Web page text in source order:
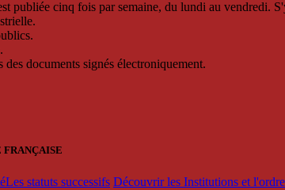
publiée cinq fois par semaine, du lundi au vendredi.
des documents signés électroniquement.
FRANÇAISE
Les statuts successifs Découvrir les Institutions et